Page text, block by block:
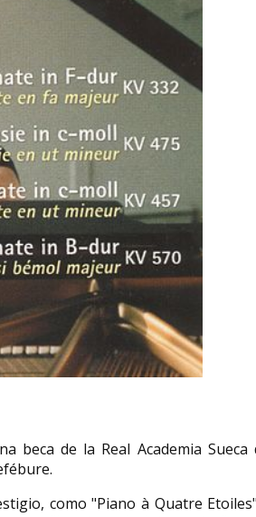
beca de la Real Academia Sueca
como "Piano à Quatre
(Barcelona, 30
más conocida por
Catalina García
conductora,
Catalina García